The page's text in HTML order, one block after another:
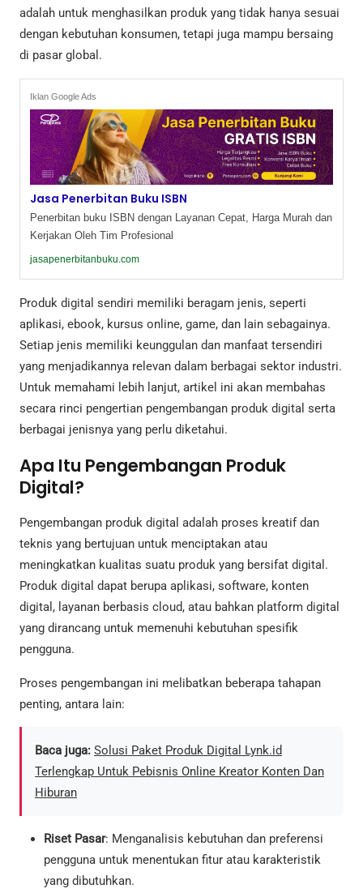
adalah untuk menghasilkan produk yang tidak hanya sesuai
dengan kebutuhan konsumen, tetapi juga mampu bersaing
di pasar global.
Iklan Google Ads
Jasa Penerbitan Buku ISBN
Penerbitan buku ISBN dengan Layanan Cepat, Harga Murah dan
Kerjakan Oleh Tim Profesional
jasapenerbitanbuku.com
Produk digital sendiri memiliki beragam jenis, seperti
aplikasi, ebook, kursus online, game, dan lain sebagainya.
Setiap jenis memiliki keunggulan dan manfaat tersendiri
yang menjadikannya relevan dalam berbagai sektor industri.
Untuk memahami lebih lanjut, artikel ini akan membahas
secara rinci pengertian pengembangan produk digital serta
berbagai jenisnya yang perlu diketahui.
Apa Itu Pengembangan Produk
Digital?
Pengembangan produk digital adalah proses kreatif dan
teknis yang bertujuan untuk menciptakan atau
meningkatkan kualitas suatu produk yang bersifat digital.
Produk digital dapat berupa aplikasi, software, konten
digital, layanan berbasis cloud, atau bahkan platform digital
yang dirancang untuk memenuhi kebutuhan spesifik
pengguna.
Proses pengembangan ini melibatkan beberapa tahapan
penting, antara lain:
Baca juga: Solusi Paket Produk Digital Lynk.id
Terlengkap Untuk Pebisnis Online Kreator Konten Dan
Hiburan
Riset Pasar: Menganalisis kebutuhan dan preferensi
pengguna untuk menentukan fitur atau karakteristik
yang dibutuhkan.